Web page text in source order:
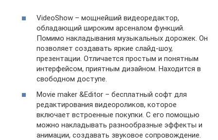
VideoShow – мощнейший видеоредактор,
обладающий широким арсеналом функций.
Помимо накладывания музыкальных дорожек. Он
позволяет создавать яркие слайд-шоу,
презентации. Отличается простым и понятным
интерфейсом, приятным дизайном. Находится в
свободном доступе.
Movie maker &Editor – бесплатный софт для
редактирования видеороликов, которое
включает встроенные покупки. С его помощью
можно накладывать разнообразные эффекты и
анимации, создавать звуковое сопровождение.